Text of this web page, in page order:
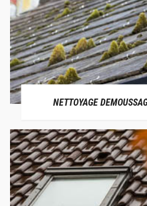
NETTOYAGE